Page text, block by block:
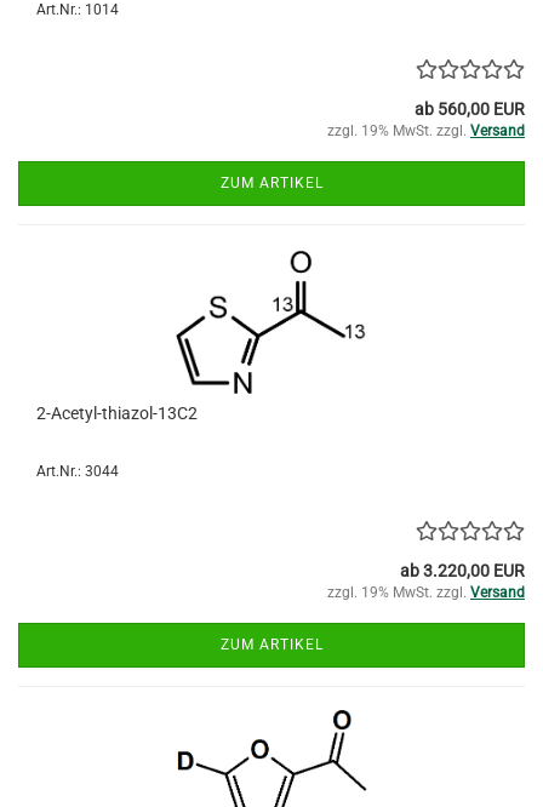
Art.Nr.: 1014
ab 560,00 EUR
zzgl. 19% MwSt. zzgl. Versand
ZUM ARTIKEL
2-Acetyl-thiazol-13C2
Art.Nr.: 3044
ab 3.220,00 EUR
zzgl. 19% MwSt. zzgl. Versand
ZUM ARTIKEL